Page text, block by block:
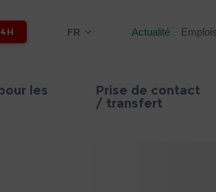
FR Actualité Emplois
les
Prise de contact
/ transfert